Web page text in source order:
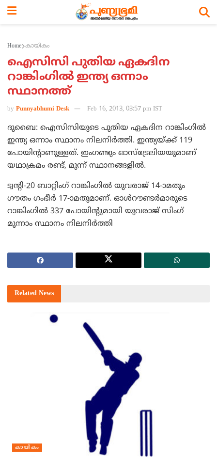
Home കായികം
ഐസിസി പുതിയ ഏകദിന
റാങ്കിംഗില്‍ ഇന്ത്യ ഒന്നാം
സ്ഥാനത്ത്
by Punnyabhumi Desk Feb 16, 2013, 03:57 pm IST
ദുബൈ: ഐസിസിയുടെ പുതിയ ഏകദിന റാങ്കിംഗില്‍
ഇന്ത്യ ഒന്നാം സ്ഥാനം നിലനിര്‍ത്തി. ഇന്ത്യയ്ക്ക് 119
പോയിന്‍റാണുള്ളത്. ഇംഗണ്ടും ഓസ്‌ട്രേലിയയുമാണ്
യഥാക്രമം രണ്ട്, മൂന്ന് സ്ഥാനങ്ങളില്‍.
ട്വന്റി-20 ബാറ്റിംഗ് റാങ്കിംഗില്‍ യുവരാജ് 14-ാമതും
ഗൗതം ഗംഭീര്‍ 17-ാമതുമാണ്. ഓള്‍റൗണ്ടര്‍മാരുടെ
റാങ്കിംഗില്‍ 337 പോയിന്റുമായി യുവരാജ് സിംഗ്
മൂന്നാം സ്ഥാനം നിലനിര്‍ത്തി
Related News
കായികം